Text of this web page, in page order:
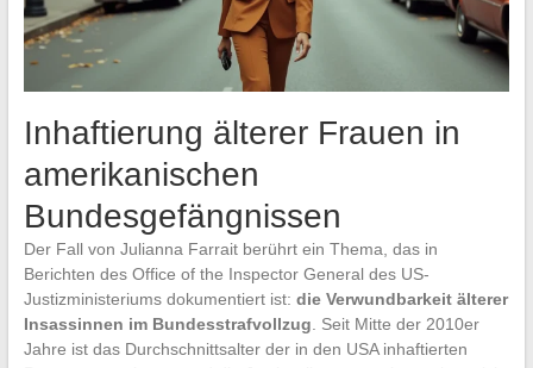
Inhaftierung älterer Frauen in
amerikanischen
Bundesgefängnissen
Der Fall von Julianna Farrait berührt ein Thema, das in
Berichten des Office of the Inspector General des US-
Justizministeriums dokumentiert ist: die Verwundbarkeit älterer
Insassinnen im Bundesstrafvollzug . Seit Mitte der 2010er
Jahre ist das Durchschnittsalter der in den USA inhaftierten